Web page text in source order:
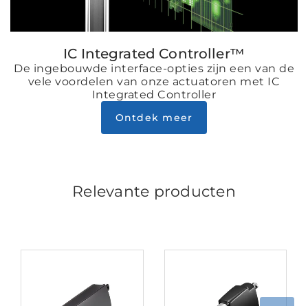
IC Integrated Controller™
De ingebouwde interface-opties zijn een van de
vele voordelen van onze actuatoren met IC
Integrated Controller
Ontdek meer
Relevante producten